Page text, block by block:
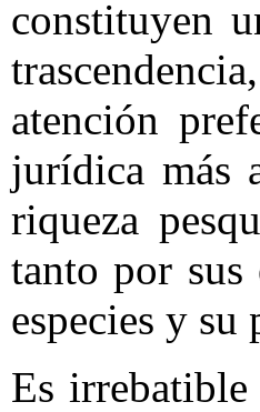
constituyen
atención
jurídica más
riqueza
tanto por sus
especies y
Es